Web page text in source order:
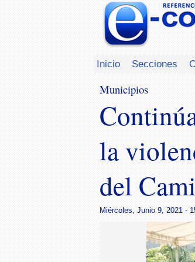
Inicio Secciones
Municipios
la
del
Miércoles, Junio 9, 2021 -